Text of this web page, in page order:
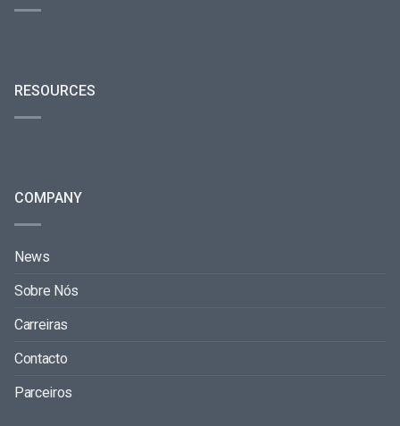
RESOURCES
COMPANY
News
Sobre Nós
Carreiras
Contacto
Parceiros